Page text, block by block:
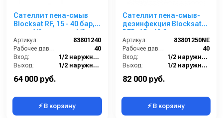
Сателлит пена-смыв
Blocksat RF, 15 - 40 бар,
вход 1/2ш, выход 1/2 ш
Артикул:
83801240
Рабочее давление (бар):
40
Вход:
1/2 наружняя резьба
Выход:
1/2 наружняя резьба
Габаритные размеры, мм:
64 000 руб.
⚡ В корзину
Сателлит пена-смыв-
дезинфекция Blocksat
RFD, 15 - 40 бар, вход
1/2ш, выход 1/2 ш
Артикул:
83801250NE
Рабочее давление (бар):
40
Вход:
1/2 наружняя резьба
Выход:
1/2 наружняя резьба
82 000 руб.
⚡ В корзину